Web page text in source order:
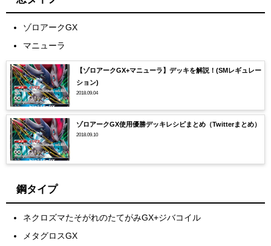
ゾロアークGX
マニューラ
【ゾロアークGX+マニューラ】デッキを解説！(SMレギュレー
ション)
2018.09.04
ゾロアークGX使用優勝デッキレシピまとめ（Twitterまとめ）
2018.09.10
鋼タイプ
ネクロズマたそがれのたてがみGX+ジバコイル
メタグロスGX